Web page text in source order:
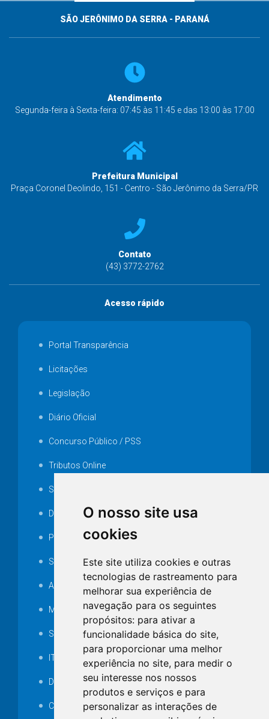
O nosso site usa
cookies
Este site utiliza cookies e outras
tecnologias de rastreamento para
melhorar sua experiência de
navegação para os seguintes
propósitos: para ativar a
funcionalidade básica do site,
para proporcionar uma melhor
experiência no site, para medir o
seu interesse nos nossos
produtos e serviços e para
personalizar as interações de
SÃO JERÔNIMO DA SERRA - PARANÁ
Atendimento
Segunda-feira à Sexta-feira: 07:45 às 11:45 e das 13:00 às 17:00
Prefeitura Municipal
Praça Coronel Deolindo, 151 - Centro - São Jerônimo da Serra/PR
Contato
(43) 3772-2762
Acesso rápido
Portal Transparência
Licitações
Legislação
Diário Oficial
Concurso Público / PSS
Tributos Online
Serviços ISS-E
Decretos
Portarias
SAMAE
Audiência pública
MANUTENÇÃO DE ILUMINAÇÃO PÚBLICA
Serviços Técnicos TI
ITR
Desapropriações
Catalogo Eletrônico de Padronização